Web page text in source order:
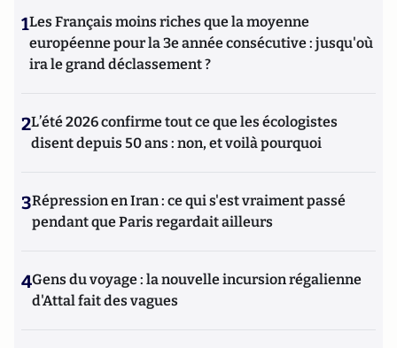
1Les Français moins riches que la moyenne
européenne pour la 3e année consécutive : jusqu'où
ira le grand déclassement ?
2L’été 2026 confirme tout ce que les écologistes
disent depuis 50 ans : non, et voilà pourquoi
3Répression en Iran : ce qui s'est vraiment passé
pendant que Paris regardait ailleurs
4Gens du voyage : la nouvelle incursion régalienne
d'Attal fait des vagues